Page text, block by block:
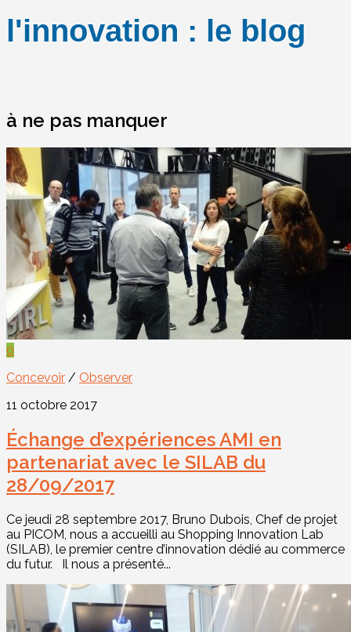
l'innovation : le blog
à ne pas manquer
0
Concevoir / Observer
11 octobre 2017
Échange d’expériences AMI en
partenariat avec le SILAB du
28/09/2017
Ce jeudi 28 septembre 2017, Bruno Dubois, Chef de projet
au PICOM, nous a accueilli au Shopping Innovation Lab
(SILAB), le premier centre d’innovation dédié au commerce
du futur. Il nous a présenté...